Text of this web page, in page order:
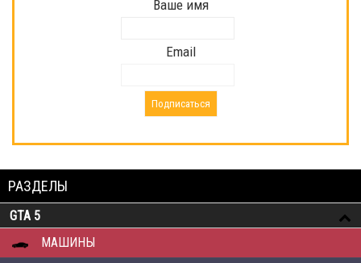
Ваше имя
Email
РАЗДЕЛЫ
GTA 5
МАШИНЫ